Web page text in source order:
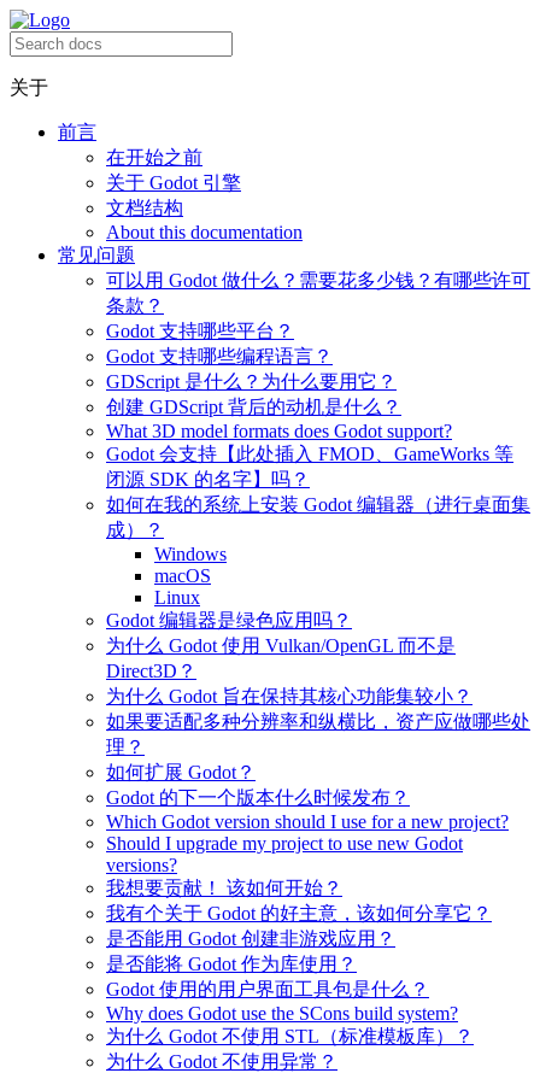
关于
前言
在开始之前
关于 Godot 引擎
文档结构
About this documentation
常见问题
可以用 Godot 做什么？需要花多少钱？有哪些许可
条款？
Godot 支持哪些平台？
Godot 支持哪些编程语言？
GDScript 是什么？为什么要用它？
创建 GDScript 背后的动机是什么？
What 3D model formats does Godot support?
Godot 会支持【此处插入 FMOD、GameWorks 等
闭源 SDK 的名字】吗？
如何在我的系统上安装 Godot 编辑器（进行桌面集
成）？
Windows
macOS
Linux
Godot 编辑器是绿色应用吗？
为什么 Godot 使用 Vulkan/OpenGL 而不是
Direct3D？
为什么 Godot 旨在保持其核心功能集较小？
如果要适配多种分辨率和纵横比，资产应做哪些处
理？
如何扩展 Godot？
Godot 的下一个版本什么时候发布？
Which Godot version should I use for a new project?
Should I upgrade my project to use new Godot
versions?
我想要贡献！ 该如何开始？
我有个关于 Godot 的好主意，该如何分享它？
是否能用 Godot 创建非游戏应用？
是否能将 Godot 作为库使用？
Godot 使用的用户界面工具包是什么？
Why does Godot use the SCons build system?
为什么 Godot 不使用 STL（标准模板库）？
为什么 Godot 不使用异常？